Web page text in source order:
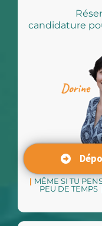
candidature
| MÊME SI TU
PEU DE TEMPS